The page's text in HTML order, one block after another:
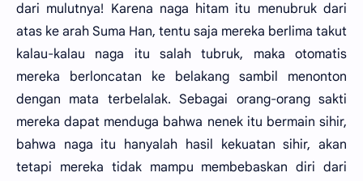
dari mulutnya! Karena naga hitam itu menubruk dari
atas ke arah Suma Han, tentu saja mereka berlima takut
kalau-kalau naga itu salah tubruk, maka otomatis
mereka berloncatan ke belakang sambil menonton
dengan mata terbelalak. Sebagai orang-orang sakti
mereka dapat menduga bahwa nenek itu bermain sihir,
bahwa naga itu hanyalah hasil kekuatan sihir, akan
tetapi mereka tidak mampu membebaskan diri dari